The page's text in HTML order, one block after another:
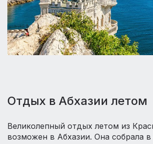
Отдых в Абхазии летом
Великолепный отдых летом из
возможен в Абхазии. Она собрала в